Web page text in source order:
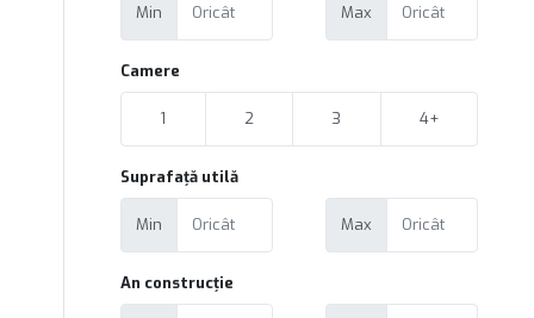
Min Max
Camere
1 2 3 4+
Suprafață utilă
Min Max
An construcție